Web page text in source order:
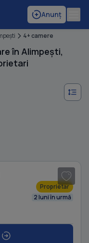
Anunț
4+ camere
în Alimpești,
Proprietar
2 luni în urmă